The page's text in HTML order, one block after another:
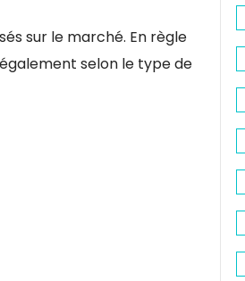
sur le marché. En règle
selon le type de